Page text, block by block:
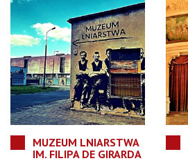
MUZEUM LNIARSTWA
IM. FILIPA DE GIRARDA